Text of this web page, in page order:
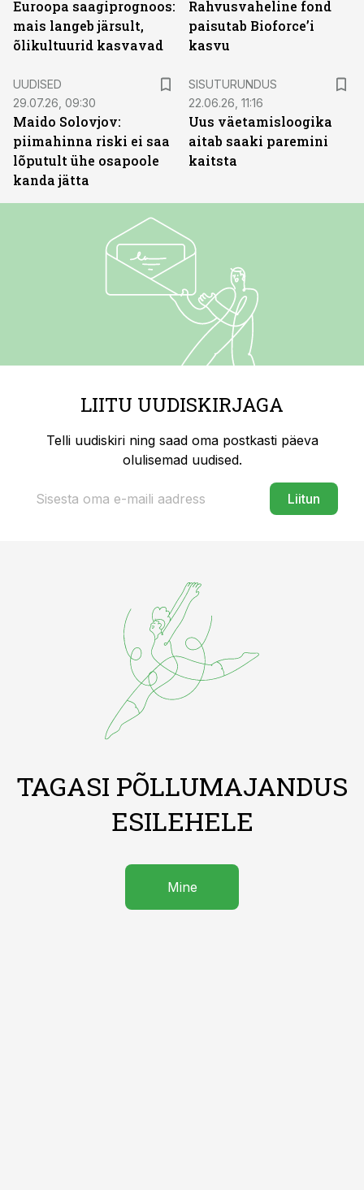
Euroopa saagiprognoos:
mais langeb järsult,
õlikultuurid kasvavad
Rahvusvaheline fond
paisutab Bioforce’i
kasvu
UUDISED
29.07.26, 09:30
Maido Solovjov:
piimahinna riski ei saa
lõputult ühe osapoole
kanda jätta
SISUTURUNDUS
22.06.26, 11:16
Uus väetamisloogika
aitab saaki paremini
kaitsta
LIITU UUDISKIRJAGA
Telli uudiskiri ning saad oma postkasti päeva
olulisemad uudised.
Liitun
TAGASI PÕLLUMAJANDUS
ESILEHELE
Mine